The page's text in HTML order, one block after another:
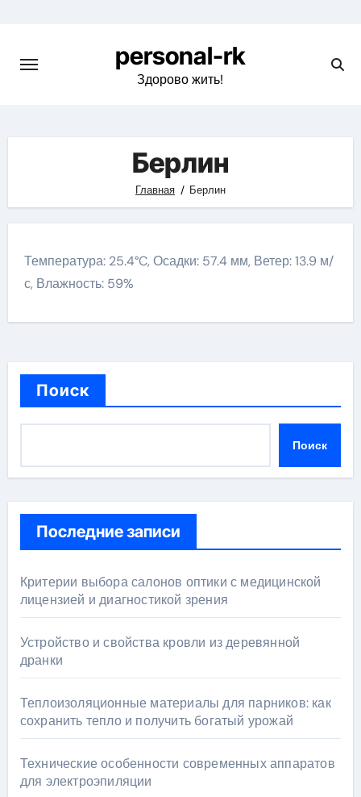
содержимому
personal-rk
Здорово жить!
Берлин
Главная Берлин
Температура: 25.4°C, Осадки: 57.4 мм, Ветер: 13.9 м/
с, Влажность: 59%
Поиск
Поиск
Последние записи
Критерии выбора салонов оптики с медицинской
лицензией и диагностикой зрения
Устройство и свойства кровли из деревянной
дранки
Теплоизоляционные материалы для парников: как
сохранить тепло и получить богатый урожай
Технические особенности современных аппаратов
для электроэпиляции